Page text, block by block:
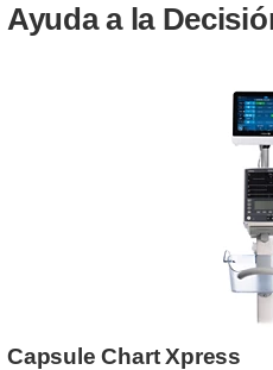
Ayuda a la
Capsule Chart Xpress